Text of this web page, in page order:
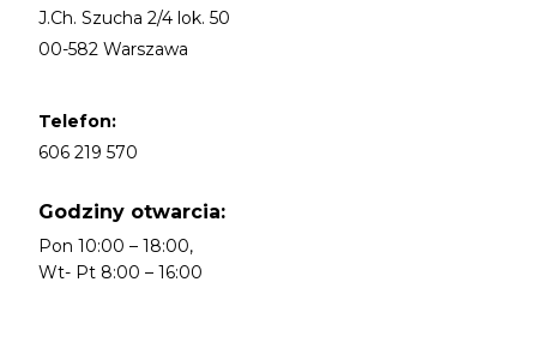
J.Ch. Szucha 2/4 lok. 50
00-582 Warszawa
Telefon:
606 219 570
Godziny otwarcia:
Pon 10:00 – 18:00,
Wt- Pt 8:00 – 16:00